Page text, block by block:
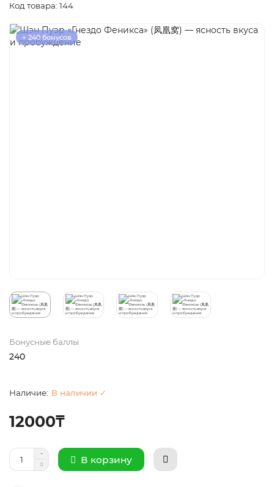
Код товара: 144
+ 240 бонусов
Бонусные баллы
240
В наличии ✓
12000₸
В корзину